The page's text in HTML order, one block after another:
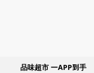
品味超市 一APP到手